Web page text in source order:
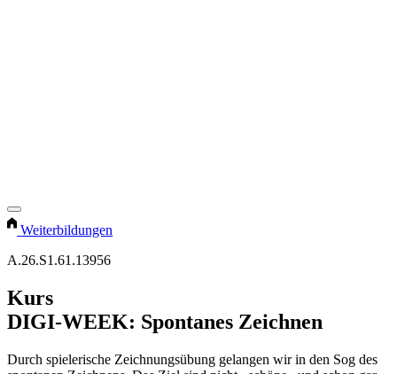
Weiterbildungen
A.26.S1.61.13956
Kurs
DIGI-WEEK: Spontanes Zeichnen
Durch spielerische Zeichnungsübung gelangen wir in den Sog des